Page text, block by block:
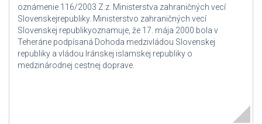
oznámenie 116/2003 Z.z. Ministerstva zahraničných vecí
Slovenskejrepubliky. Ministerstvo zahraničných vecí
Slovenskej republikyoznamuje, že 17. mája 2000 bola v
Teheráne podpísaná Dohoda medzivládou Slovenskej
republiky a vládou Iránskej islamskej republiky o
medzinárodnej cestnej doprave.